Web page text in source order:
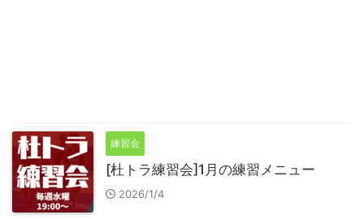
練習会
[杜トラ練習会]1月の練習メニュー
2026/1/4